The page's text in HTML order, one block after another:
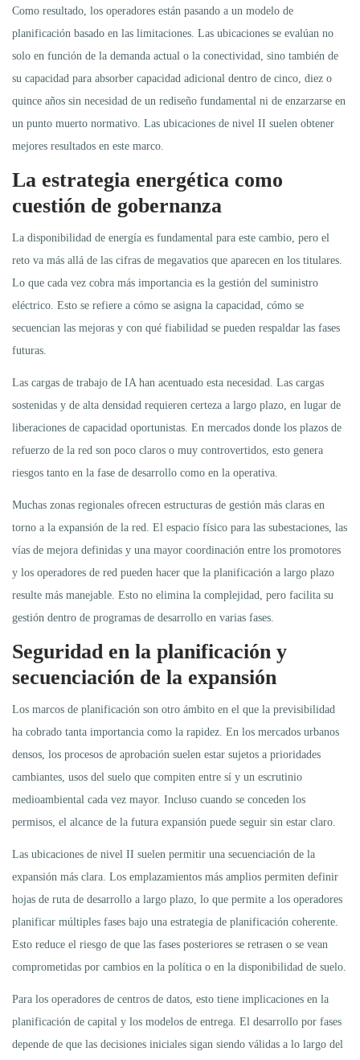
Como resultado, los operadores están pasando a un modelo de
planificación basado en las limitaciones. Las ubicaciones se evalúan no
solo en función de la demanda actual o la conectividad, sino también de
su capacidad para absorber capacidad adicional dentro de cinco, diez o
quince años sin necesidad de un rediseño fundamental ni de enzarzarse en
un punto muerto normativo. Las ubicaciones de nivel II suelen obtener
mejores resultados en este marco.
La estrategia energética como
cuestión de gobernanza
La disponibilidad de energía es fundamental para este cambio, pero el
reto va más allá de las cifras de megavatios que aparecen en los titulares.
Lo que cada vez cobra más importancia es la gestión del suministro
eléctrico. Esto se refiere a cómo se asigna la capacidad, cómo se
secuencian las mejoras y con qué fiabilidad se pueden respaldar las fases
futuras.
Las cargas de trabajo de IA han acentuado esta necesidad. Las cargas
sostenidas y de alta densidad requieren certeza a largo plazo, en lugar de
liberaciones de capacidad oportunistas. En mercados donde los plazos de
refuerzo de la red son poco claros o muy controvertidos, esto genera
riesgos tanto en la fase de desarrollo como en la operativa.
Muchas zonas regionales ofrecen estructuras de gestión más claras en
torno a la expansión de la red. El espacio físico para las subestaciones, las
vías de mejora definidas y una mayor coordinación entre los promotores
y los operadores de red pueden hacer que la planificación a largo plazo
resulte más manejable. Esto no elimina la complejidad, pero facilita su
gestión dentro de programas de desarrollo en varias fases.
Seguridad en la planificación y
secuenciación de la expansión
Los marcos de planificación son otro ámbito en el que la previsibilidad
ha cobrado tanta importancia como la rapidez. En los mercados urbanos
densos, los procesos de aprobación suelen estar sujetos a prioridades
cambiantes, usos del suelo que compiten entre sí y un escrutinio
medioambiental cada vez mayor. Incluso cuando se conceden los
permisos, el alcance de la futura expansión puede seguir sin estar claro.
Las ubicaciones de nivel II suelen permitir una secuenciación de la
expansión más clara. Los emplazamientos más amplios permiten definir
hojas de ruta de desarrollo a largo plazo, lo que permite a los operadores
planificar múltiples fases bajo una estrategia de planificación coherente.
Esto reduce el riesgo de que las fases posteriores se retrasen o se vean
comprometidas por cambios en la política o en la disponibilidad de suelo.
Para los operadores de centros de datos, esto tiene implicaciones en la
planificación de capital y los modelos de entrega. El desarrollo por fases
depende de que las decisiones iniciales sigan siendo válidas a lo largo del